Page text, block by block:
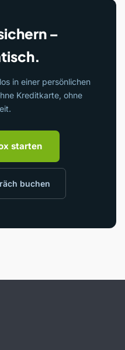
–
in einer persönlichen
Kreditkarte, ohne
starten
buchen